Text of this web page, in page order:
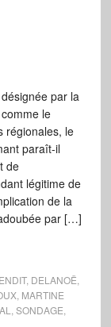
par la
le
régionales, le
paraît-il
de
légitime de
de la
par […]
, DELANOË
, MARTINE
SONDAGE